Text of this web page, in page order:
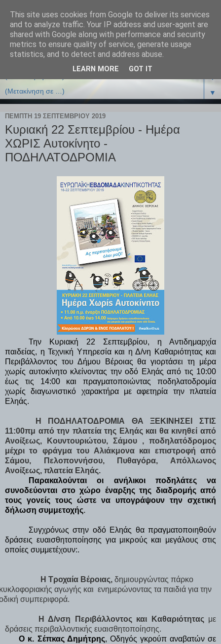
▼
▼
ΠΈΜΠΤΗ 19 ΣΕΠΤΕΜΒΡΊΟΥ 2019
Κυριακή 22 Σεπτεμβρίου - Ημέρα
ΧΩΡΙΣ Αυτοκίνητο -
ΠΟΔΗΛΑΤΟΔΡΟΜΙΑ
Την Κυριακή 22 Σεπτεμβρίου, η Αντιδημαρχία
παιδείας, η Τεχνική Υπηρεσία και η Δ/νη Καθαριότητας και
Περιβάλλοντος του Δήμου Βέροιας θα γιορτάσει τη μέρα
χωρίς αυτοκίνητο κλείνοντας την οδό Εληάς από τις 10:00
έως τις 14:00 και πραγματοποιώντας ποδηλατοδρομία
χωρίς διαγωνιστικό χαρακτήρα με αφετηρία την πλατεία
Εληάς.
Η ΠΟΔΗΛΑΤΟΔΡΟΜΙΑ ΘΑ ΞΕΚΙΝΗΣΕΙ ΣΤΙΣ
11:00πμ από την πλατεία της Εληάς και θα κινηθεί από
Ανοίξεως, Κουντουριώτου, Σάμου , ποδηλατόδρομος
μέχρι το φράγμα του Αλιάκμονα και επιστροφή από
Σάμου, Πελοποννήσου, Πυθαγόρα, Απόλλωνος
Ανοίξεως, πλατεία Εληάς.
Παρακαλούνται οι ανήλικοι ποδηλάτες να
συνοδεύονται στο χώρο έναρξης της διαδρομής από
τους γονείς τους ώστε να υπογράψουν την σχετική
δήλωση συμμετοχής.
Συγχρόνως στην οδό Εληάς θα πραγματοποιηθούν
δράσεις ευαισθητοποίησης για μικρούς και μεγάλους στις
οποίες συμμετέχουν:.
Η Τροχαία Βέροιας, δημιουργώντας πάρκο
αγωγής και ενημερώνοντας τα παιδιά για την
συμπεριφορά.
Η Δ/νση Περιβάλλοντος και Καθαριότητας με
δράσεις περιβαλλοντικής ευαισθητοποίησης.
Ο κ. Σέπκας Δημήτρης, Οδηγός γκρούπ αναβατών σε
This site uses cookies from Google to deliver its services
and to analyze traffic. Your IP address and user-agent are
shared with Google along with performance and security
metrics to ensure quality of service, generate usage
statistics, and to detect and address abuse.
LEARN MORE GOT IT